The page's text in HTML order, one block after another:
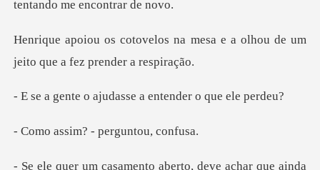
te
a mesa e a olhou de um
jeito q
judasse a entender
m? - pergun